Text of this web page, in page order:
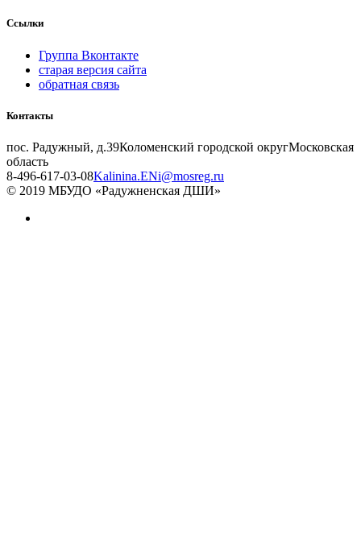
Ссылки
Группа Вконтакте
старая версия сайта
обратная связь
Контакты
пос. Радужный, д.39Коломенский городской округМосковская
область
8-496-617-03-08Kalinina.ENi@mosreg.ru
© 2019 МБУДО «Радужненская ДШИ»